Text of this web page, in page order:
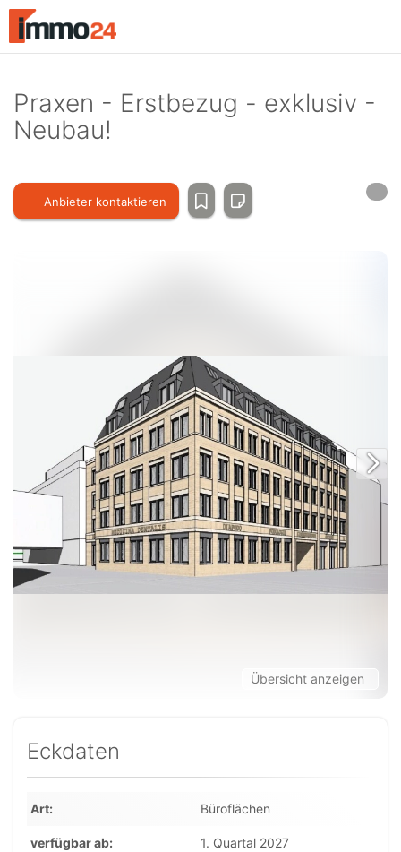
Accessibility
Modus
zum
Inhalt
Praxen - Erstbezug - exklusiv -
Neubau!
Anbieter kontaktieren
Übersicht anzeigen
Eckdaten
Art Büroflächen
verfügbar ab 1. Quartal 2027